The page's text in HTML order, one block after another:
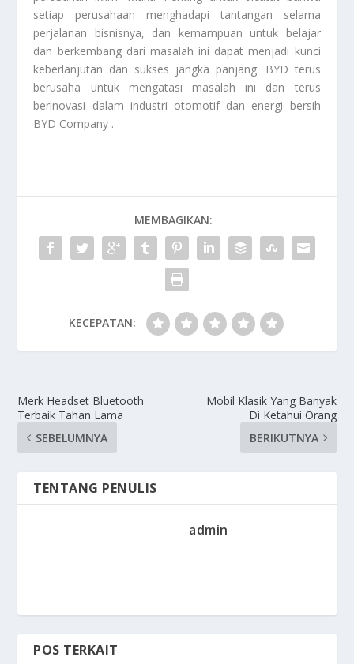
setiap perusahaan menghadapi tantangan selama
perjalanan bisnisnya, dan kemampuan untuk belajar
dan berkembang dari masalah ini dapat menjadi kunci
keberlanjutan dan sukses jangka panjang. BYD terus
berusaha untuk mengatasi masalah ini dan terus
berinovasi dalam industri otomotif dan energi bersih
BYD Company .
MEMBAGIKAN:
KECEPATAN:
Merk Headset Bluetooth
Terbaik Tahan Lama
SEBELUMNYA
Mobil Klasik Yang Banyak
Di Ketahui Orang
BERIKUTNYA
TENTANG PENULIS
admin
POS TERKAIT